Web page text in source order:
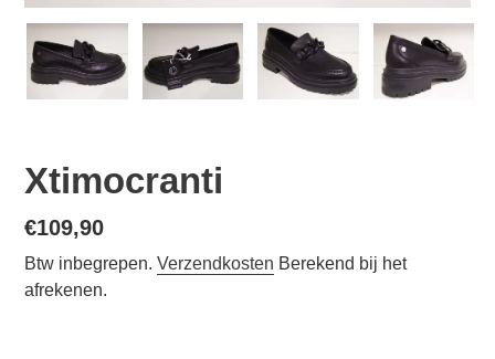
Xtimocranti
Normale
prijs
€109,90
Btw inbegrepen. Verzendkosten Berekend bij het
afrekenen.